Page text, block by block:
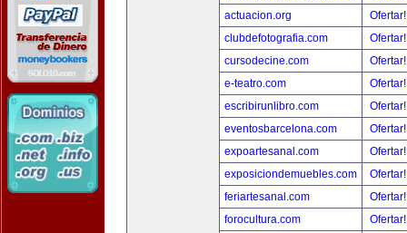
actuacion.org
clubdefotografia.com
cursodecine.com
e-teatro.com
escribirunlibro.com
eventosbarcelona.com
expoartesanal.com
exposiciondemuebles.com
feriartesanal.com
forocultura.com